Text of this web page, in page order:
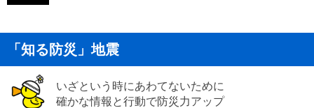
「知る防災」地震
いざという時にあわてないために
確かな情報と行動で防災力アップ